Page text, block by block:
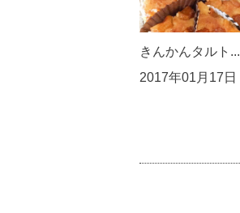
きんかんタルト...
2017年01月17日